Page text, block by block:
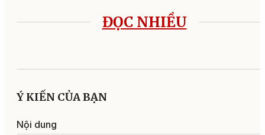
ĐỌC NHIỀU
Ý KIẾN CỦA BẠN
Nội dung